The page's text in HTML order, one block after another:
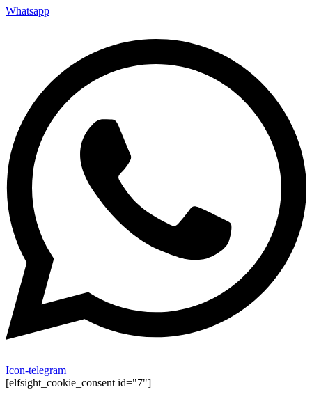
Whatsapp
Icon-telegram
[elfsight_cookie_consent id="7"]